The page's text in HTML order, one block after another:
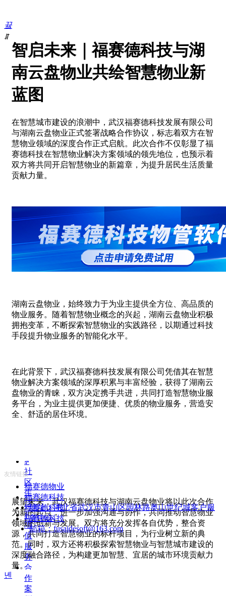
끀
ꁲ
首
页
信
息
化
业
ꄵ
OA
办
公
ꄵ
财
户
服
备
资
产
管
理
质
运
营
ꄵ
物
ꄵ
社
区
生
活
ꄵ
增
值
服
务
合
作
案
智启未来｜福赛德科技与湖
南云盘物业共绘智慧物业新
蓝图
在智慧城市建设的浪潮中，武汉福赛德科技发展有限公司
与湖南云盘物业正式签署战略合作协议，标志着双方在智
慧物业领域的深度合作正式启航。此次合作不仅彰显了福
赛德科技在智慧物业解决方案领域的领先地位，也预示着
双方将共同开启智慧物业的新篇章，为提升居民生活质量
贡献力量。
湖南云盘物业，始终致力于为业主提供全方位、高品质的
物业服务。随着智慧物业概念的兴起，湖南云盘物业积极
拥抱变革，不断探索智慧物业的实践路径，以期通过科技
手段提升物业服务的智能化水平。
在此背景下，武汉福赛德科技发展有限公司凭借其在智慧
物业解决方案领域的深厚积累与丰富经验，获得了湖南云
盘物业的青睐，双方决定携手共进，共同打造智慧物业服
务平台，为业主提供更加便捷、优质的物业服务，营造安
全、舒适的居住环境。
展望未来，武汉福赛德科技与湖南云盘物业将以此次合作
为新的起点，进一步加强沟通与协作，共同推动智慧物业
领域的创新与发展。双方将充分发挥各自优势，整合资
源，共同打造智慧物业的标杆项目，为行业树立新的典
范。同时，双方还将积极探索智慧物业与智慧城市建设的
深度融合路径，为构建更加智慧、宜居的城市环境贡献力
量。
友情链接：
福赛德物业
福赛德科技
福赛德科技
福赛德科技
地址：湖北省武汉市青山区园林路奥山世纪城客户服
务中心
邮箱：fusaidesoft@163.com
녠